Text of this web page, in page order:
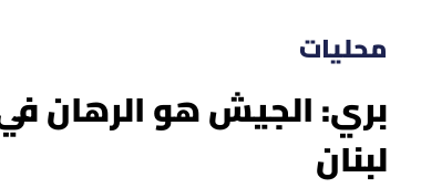
محليات
بري: الجيش هو الرهان
لبنان